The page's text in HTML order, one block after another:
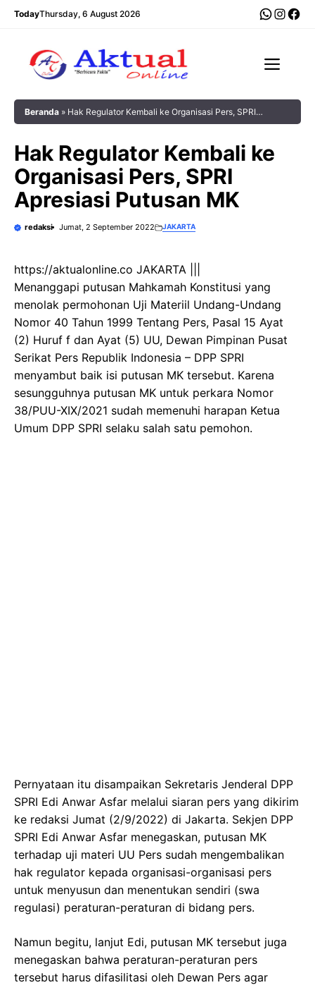
Langsung
TodayThursday, 6 August 2026
Beranda » Hak Regulator Kembali ke Organisasi Pers, SPRI
Hak Regulator Kembali ke
Organisasi Pers, SPRI
Apresiasi Putusan MK
redaksi Jumat, 2 September 2022 JAKARTA
https://aktualonline.co JAKARTA |||
Menanggapi putusan Mahkamah Konstitusi yang
menolak permohonan Uji Materiil Undang-Undang
Nomor 40 Tahun 1999 Tentang Pers, Pasal 15 Ayat
(2) Huruf f dan Ayat (5) UU, Dewan Pimpinan Pusat
Serikat Pers Republik Indonesia – DPP SPRI
menyambut baik isi putusan MK tersebut. Karena
sesungguhnya putusan MK untuk perkara Nomor
38/PUU-XIX/2021 sudah memenuhi harapan Ketua
Umum DPP SPRI selaku salah satu pemohon.
Pernyataan itu disampaikan Sekretaris Jenderal DPP
SPRI Edi Anwar Asfar melalui siaran pers yang dikirim
ke redaksi Jumat (2/9/2022) di Jakarta. Sekjen DPP
SPRI Edi Anwar Asfar menegaskan, putusan MK
terhadap uji materi UU Pers sudah mengembalikan
hak regulator kepada organisasi-organisasi pers
untuk menyusun dan menentukan sendiri (swa
regulasi) peraturan-peraturan di bidang pers.
Namun begitu, lanjut Edi, putusan MK tersebut juga
menegaskan bahwa peraturan-peraturan pers
tersebut harus difasilitasi oleh Dewan Pers agar